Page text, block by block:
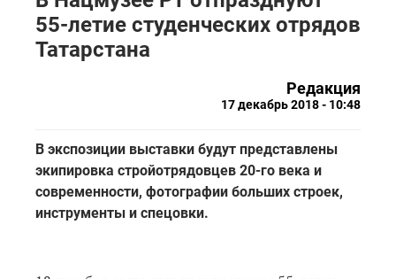
55-летие студенческих отрядов
Татарстана
Редакция
17 декабрь 2018 - 10:48
В экспозиции выставки будут представлены
экипировка стройотрядовцев 20-го века и
современности, фотографии больших строек,
инструменты и спецовки.